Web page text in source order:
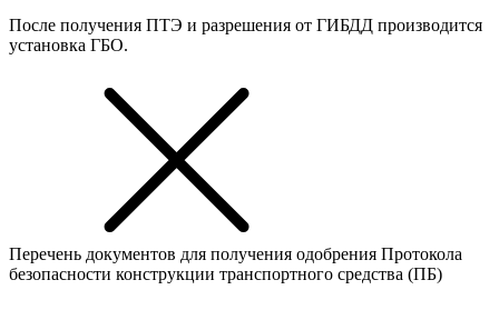
После получения ПТЭ и разрешения от ГИБДД производится
установка ГБО.
Перечень документов для получения одобрения Протокола
безопасности конструкции транспортного средства (ПБ)